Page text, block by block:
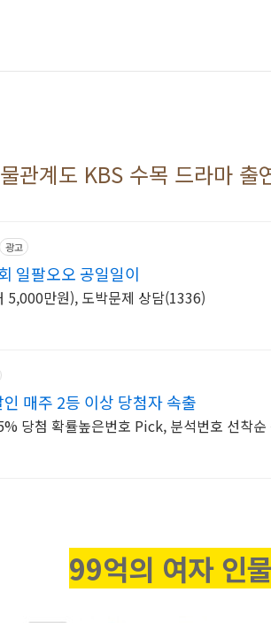
관계도 KBS 수목 드라마
광고
일팔오오 공일일이
5,000만원), 도박문제 상담(1336)
매주 2등 이상 당첨자 속출
당첨 확률높은번호 Pick, 분석번호 선착
99억의 여자 인